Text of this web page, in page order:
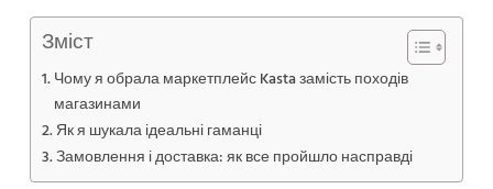
Зміст
Чому я обрала маркетплейс Kasta замість походів
магазинами
Як я шукала ідеальні гаманці
Замовлення і доставка: як все пройшло насправді